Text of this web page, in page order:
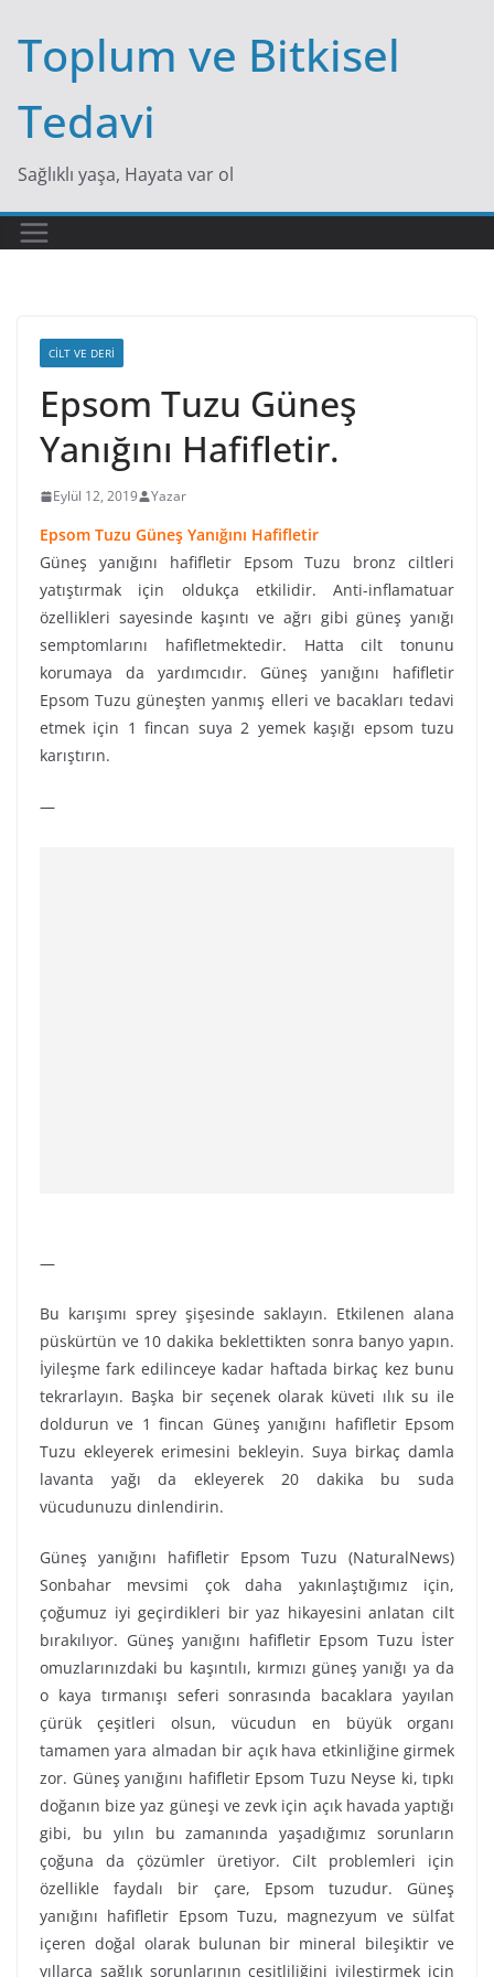
content
Toplum ve Bitkisel
Tedavi
Sağlıklı yaşa, Hayata var ol
CILT VE DERI
Epsom Tuzu Güneş
Yanığını Hafifletir.
Eylül 12, 2019 Yazar
Epsom Tuzu Güneş Yanığını Hafifletir
Güneş yanığını hafifletir Epsom Tuzu bronz ciltleri
yatıştırmak için oldukça etkilidir. Anti-inflamatuar
özellikleri sayesinde kaşıntı ve ağrı gibi güneş yanığı
semptomlarını hafifletmektedir. Hatta cilt tonunu
korumaya da yardımcıdır. Güneş yanığını hafifletir
Epsom Tuzu güneşten yanmış elleri ve bacakları tedavi
etmek için 1 fincan suya 2 yemek kaşığı epsom tuzu
karıştırın.
—
—
Bu karışımı sprey şişesinde saklayın. Etkilenen alana
püskürtün ve 10 dakika beklettikten sonra banyo yapın.
İyileşme fark edilinceye kadar haftada birkaç kez bunu
tekrarlayın. Başka bir seçenek olarak küveti ılık su ile
doldurun ve 1 fincan Güneş yanığını hafifletir Epsom
Tuzu ekleyerek erimesini bekleyin. Suya birkaç damla
lavanta yağı da ekleyerek 20 dakika bu suda
vücudunuzu dinlendirin.
Güneş yanığını hafifletir Epsom Tuzu (NaturalNews)
Sonbahar mevsimi çok daha yakınlaştığımız için,
çoğumuz iyi geçirdikleri bir yaz hikayesini anlatan cilt
bırakılıyor. Güneş yanığını hafifletir Epsom Tuzu İster
omuzlarınızdaki bu kaşıntılı, kırmızı güneş yanığı ya da
o kaya tırmanışı seferi sonrasında bacaklara yayılan
çürük çeşitleri olsun, vücudun en büyük organı
tamamen yara almadan bir açık hava etkinliğine girmek
zor. Güneş yanığını hafifletir Epsom Tuzu Neyse ki, tıpkı
doğanın bize yaz güneşi ve zevk için açık havada yaptığı
gibi, bu yılın bu zamanında yaşadığımız sorunların
çoğuna da çözümler üretiyor. Cilt problemleri için
özellikle faydalı bir çare, Epsom tuzudur. Güneş
yanığını hafifletir Epsom Tuzu, magnezyum ve sülfat
içeren doğal olarak bulunan bir mineral bileşiktir ve
yıllarca sağlık sorunlarının çeşitliliğini iyileştirmek için